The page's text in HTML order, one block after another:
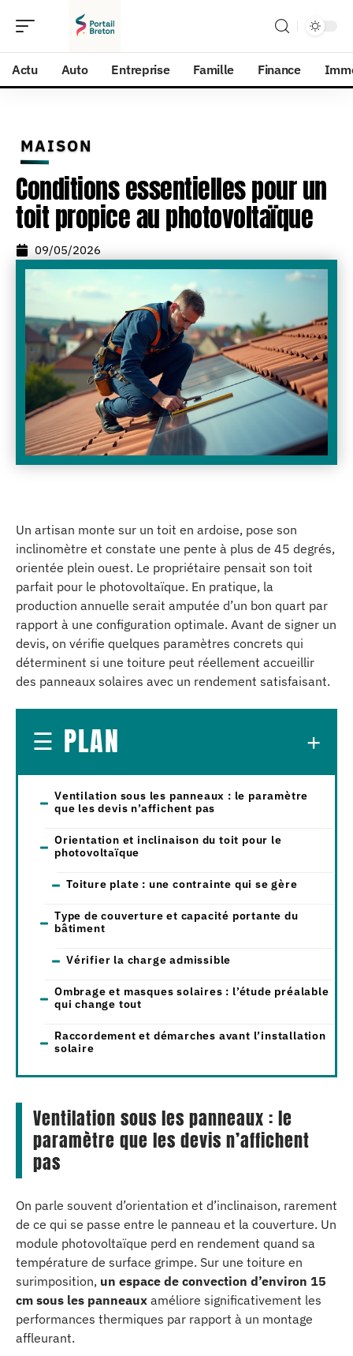
Actu Auto Entreprise Famille Finance
MAISON
Conditions essentielles pour un
toit propice au photovoltaïque
09/05/2026
Un artisan monte sur un toit en ardoise, pose son
inclinomètre et constate une pente à plus de 45 degrés,
orientée plein ouest. Le propriétaire pensait son toit
parfait pour le photovoltaïque. En pratique, la
production annuelle serait amputée d’un bon quart par
rapport à une configuration optimale. Avant de signer un
devis, on vérifie quelques paramètres concrets qui
déterminent si une toiture peut réellement accueillir
des panneaux solaires avec un rendement satisfaisant.
PLAN
Ventilation sous les panneaux : le paramètre
que les devis n’affichent pas
Orientation et inclinaison du toit pour le
photovoltaïque
Toiture plate : une contrainte qui se gère
Type de couverture et capacité portante du
bâtiment
Vérifier la charge admissible
Ombrage et masques solaires : l’étude préalable
qui change tout
Raccordement et démarches avant l’installation
solaire
Ventilation sous les panneaux : le
paramètre que les devis n’affichent
pas
On parle souvent d’orientation et d’inclinaison, rarement
de ce qui se passe entre le panneau et la couverture. Un
module photovoltaïque perd en rendement quand sa
température de surface grimpe. Sur une toiture en
surimposition, un espace de convection d’environ 15
cm sous les panneaux améliore significativement les
performances thermiques par rapport à un montage
affleurant.